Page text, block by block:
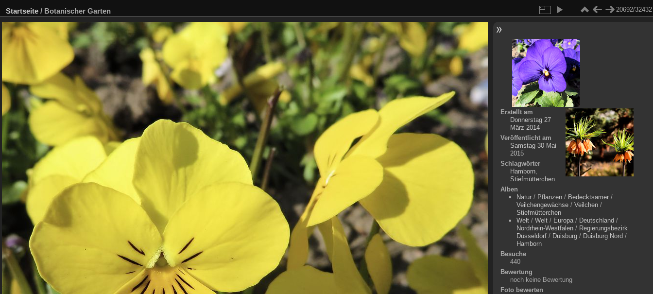
Startseite / Botanischer Garten 20692/32432
Erstellt am
Donnerstag 27
März 2014
Veröffentlicht am
Samstag 30 Mai
2015
Schlagwörter
Hamborn,
Stiefmütterchen
Alben
Natur/ Pflanzen/ Bedecktsamer/
Veilchengewächse/ Veilchen/
Stiefmütterchen
Welt/ Welt/ Europa/ Deutschland /
Nordrhein-Westfalen/ Regierungsbezirk
Düsseldorf/ Duisburg/ Duisburg Nord /
Hamborn
Besuche
440
Bewertung
noch keine Bewertung
Foto bewerten